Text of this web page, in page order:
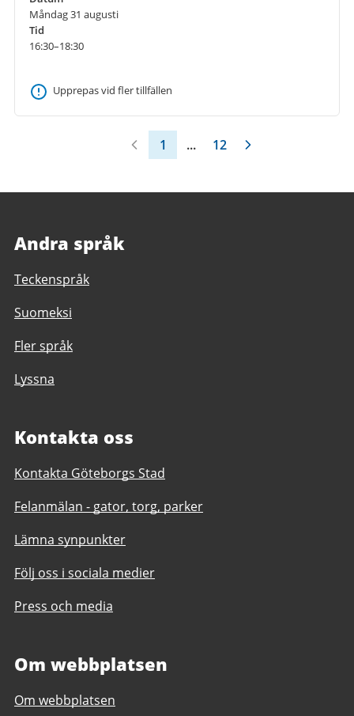
Måndag 31 augusti
Tid
16:30–18:30
Upprepas vid fler tillfällen
1 ... 12
Andra språk
Teckenspråk
Suomeksi
Fler språk
Lyssna
Kontakta oss
Kontakta Göteborgs Stad
Felanmälan - gator, torg, parker
Lämna synpunkter
Följ oss i sociala medier
Press och media
Om webbplatsen
Om webbplatsen